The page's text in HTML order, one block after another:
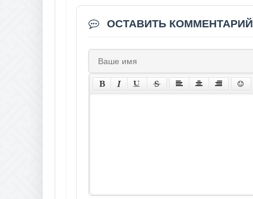
ОСТАВИТЬ КОММЕНТАРИЙ